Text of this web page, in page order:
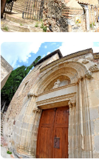
nervadures descansen
Lesclaus de volta
Lanau esquerra
és
representació dels
Elrellotge de solque
línies horàries van de 6
número. Hi ha el
del quadrant hi figuren
(A i M sobreposades).